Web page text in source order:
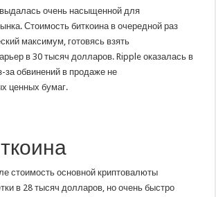
очень насыщенной для
Стоимость биткоина в очередной раз
максимум, готовясь взять
в 30 тысяч долларов. Ripple оказалась в
за обвинений в продаже не
ценных бумаг.
стоимость основной криптовалюты
в 28 тысяч долларов, но очень быстро